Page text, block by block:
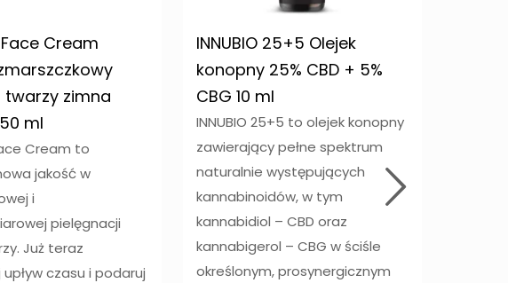
Face Cream
twarzy zimna
ml
Cream to
jakość w
i
pielęgnacji
Już teraz
czasu i podaruj
INNUBIO 25+5 Olejek
konopny 25% CBD + 5%
CBG 10 ml
INNUBIO 25+5 to olejek konopny
zawierający pełne spektrum
naturalnie występujących
kannabinoidów, w tym
kannabidiol – CBD oraz
kannabigerol – CBG w ściśle
określonym, prosynergicznym